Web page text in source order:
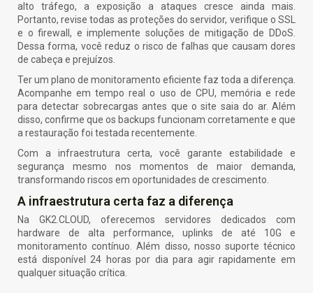
alto tráfego, a exposição a ataques cresce ainda mais.
Portanto, revise todas as proteções do servidor, verifique o SSL
e o firewall, e implemente soluções de mitigação de DDoS.
Dessa forma, você reduz o risco de falhas que causam dores
de cabeça e prejuízos.
Ter um plano de monitoramento eficiente faz toda a diferença.
Acompanhe em tempo real o uso de CPU, memória e rede
para detectar sobrecargas antes que o site saia do ar. Além
disso, confirme que os backups funcionam corretamente e que
a restauração foi testada recentemente.
Com a infraestrutura certa, você garante estabilidade e
segurança mesmo nos momentos de maior demanda,
transformando riscos em oportunidades de crescimento.
A infraestrutura certa faz a diferença
Na GK2.CLOUD, oferecemos servidores dedicados com
hardware de alta performance, uplinks de até 10G e
monitoramento contínuo. Além disso, nosso suporte técnico
está disponível 24 horas por dia para agir rapidamente em
qualquer situação crítica.